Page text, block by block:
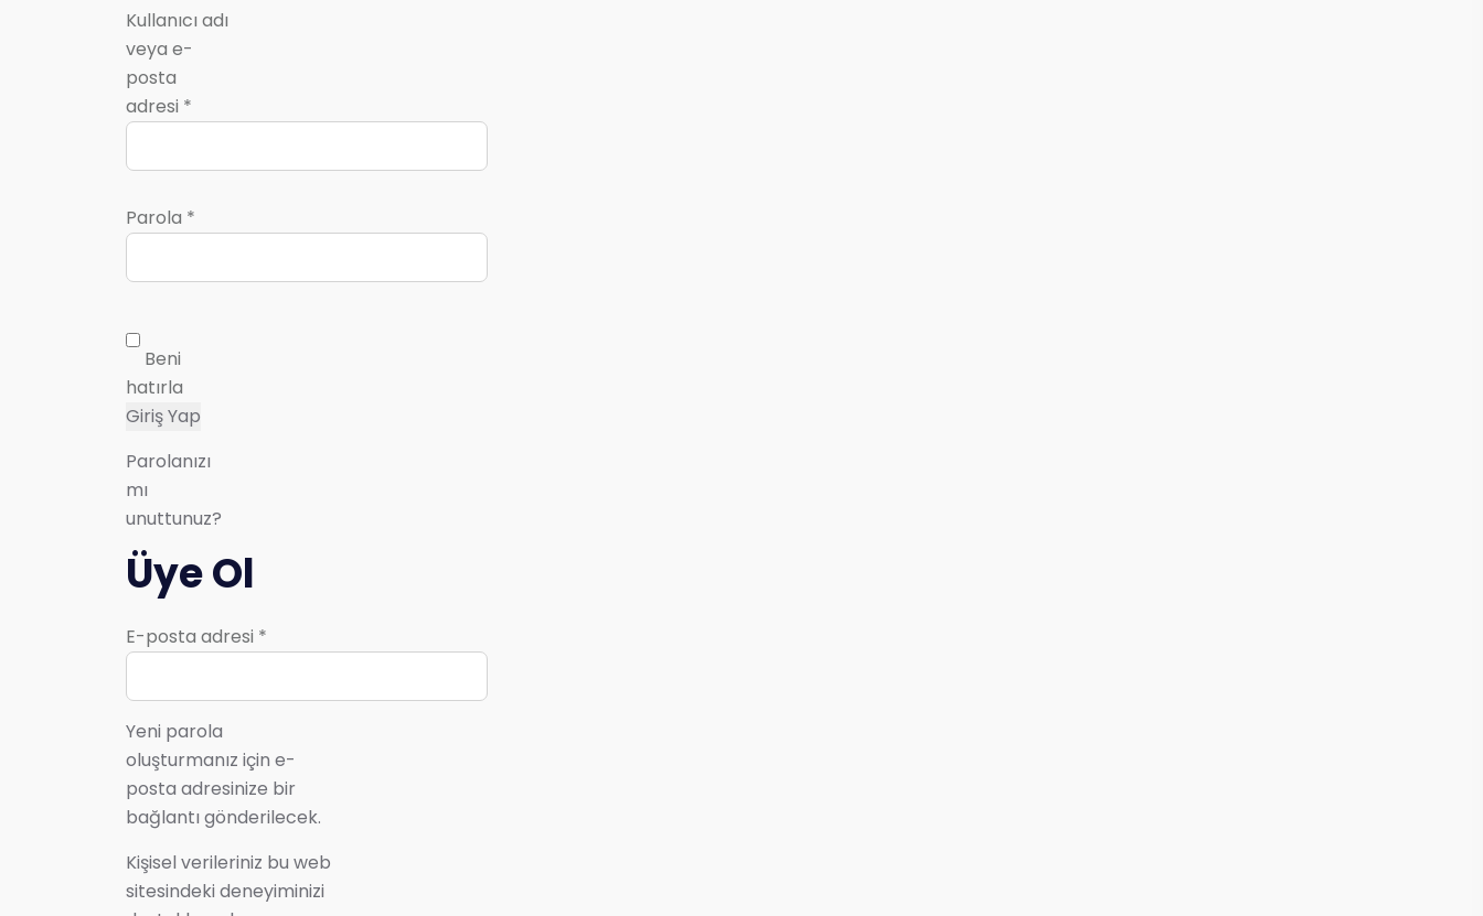
Kullanıcı adı
veya e-
posta
adresi *
Parola *
Beni
hatırla
Giriş Yap
Parolanızı
mı
unuttunuz?
Üye Ol
E-posta adresi *
Yeni parola
oluşturmanız için e-
posta adresinize bir
bağlantı gönderilecek.
Kişisel verileriniz bu web
sitesindeki deneyiminizi